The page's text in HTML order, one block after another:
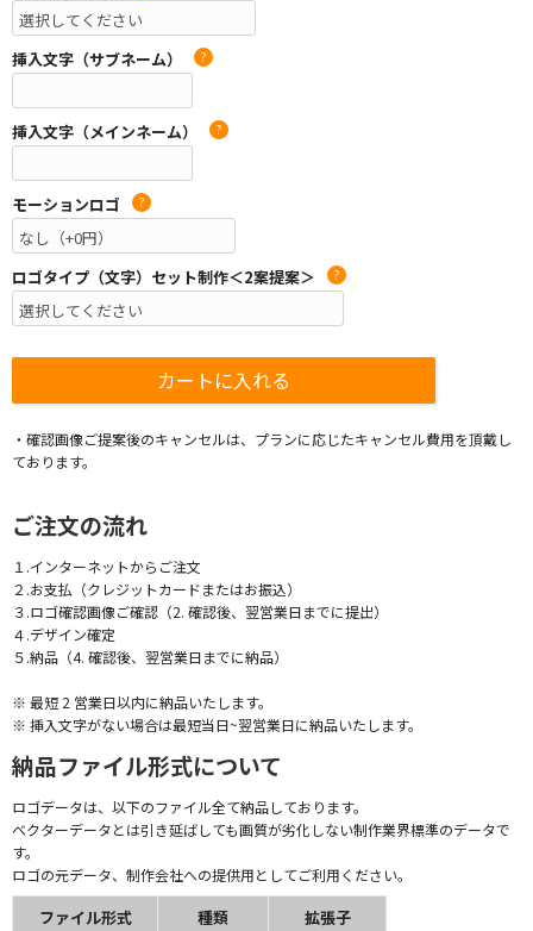
挿入文字（サブネーム） ?
挿入文字（メインネーム） ?
モーションロゴ ?
ロゴタイプ（文字）セット制作＜2案提案＞ ?
・確認画像ご提案後のキャンセルは、プランに応じたキャンセル費用を頂戴し
ております。
ご注文の流れ
１.インターネットからご注文
２.お支払（クレジットカードまたはお振込）
３.ロゴ確認画像ご確認（2. 確認後、翌営業日までに提出）
４.デザイン確定
５.納品（4. 確認後、翌営業日までに納品）
※ 最短 2 営業日以内に納品いたします。
※ 挿入文字がない場合は最短当日~翌営業日に納品いたします。
納品ファイル形式について
ロゴデータは、以下のファイル全て納品しております。
ベクターデータとは引き延ばしても画質が劣化しない制作業界標準のデータで
す。
ロゴの元データ、制作会社への提供用としてご利用ください。
ファイル形式 種類
拡張子